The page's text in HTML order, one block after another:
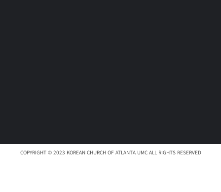
COPYRIGHT © 2023 KOREAN CHURCH OF ATLANTA UMC ALL RIGHTS RESERVED